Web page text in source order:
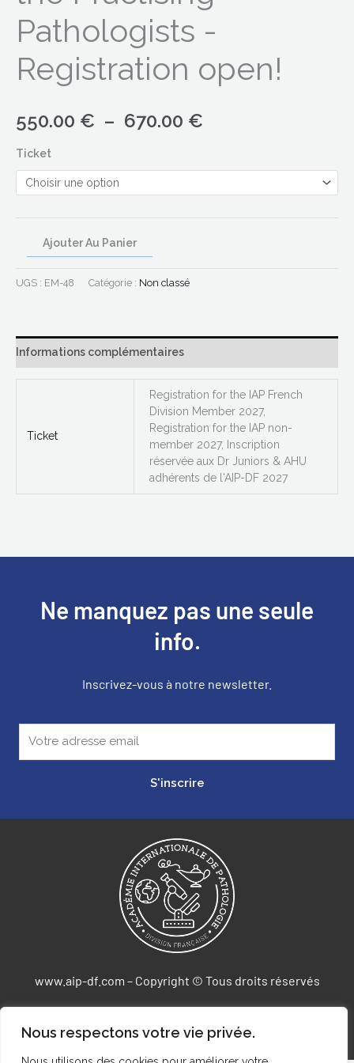
Nous respectons votre vie privée.
Pathologists -
Registration open!
550.00 € – 670.00 €
Ticket
Ajouter Au Panier
UGS : EM-48 Catégorie : Non classé
Informations complémentaires
Ticket
Registration for the IAP French
Division Member 2027,
Registration for the IAP non-
member 2027, Inscription
réservée aux Dr Juniors & AHU
adhérents de l'AIP-DF 2027
Ne manquez pas une seule
info.
Inscrivez-vous à notre newsletter.
S'inscrire
www.aip-df.com – Copyright © Tous droits réservés